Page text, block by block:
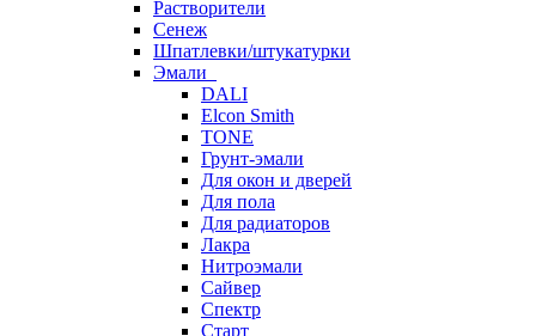
Растворители
Сенеж
Шпатлевки/штукатурки
Эмали
DALI
Elcon Smith
TONE
Грунт-эмали
Для окон и дверей
Для пола
Для радиаторов
Лакра
Нитроэмали
Сайвер
Спектр
Старт